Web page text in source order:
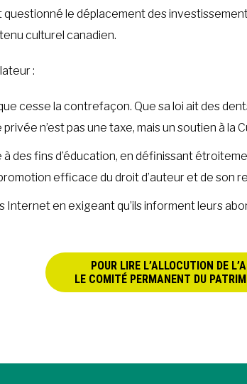
le déplacement des
culturel canadien.
:
cesse la contrefaçon. Que sa loi ait des
n’est pas une taxe, mais un soutien à la
à des fins d’éducation, en définissant
efficace du droit d’auteur et de son
Internet en exigeant qu’ils informent leurs
POUR LIRE L’ALLOCUTION DE
LE COMITÉ PERMANENT DU